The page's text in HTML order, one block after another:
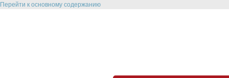
Перейти к основному содержанию